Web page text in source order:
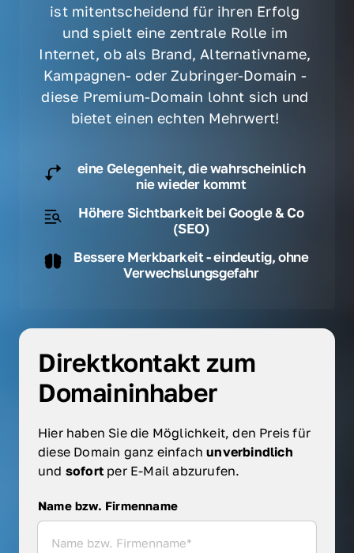
ist mitentscheidend für ihren Erfolg
und spielt eine zentrale Rolle im
Internet, ob als Brand, Alternativname,
Kampagnen- oder Zubringer-Domain -
diese Premium-Domain lohnt sich und
bietet einen echten Mehrwert!
eine Gelegenheit, die wahrscheinlich
nie wieder kommt
Höhere Sichtbarkeit bei Google & Co
(SEO)
Bessere Merkbarkeit - eindeutig, ohne
Verwechslungsgefahr
Direktkontakt zum
Domaininhaber
Hier haben Sie die Möglichkeit, den Preis für
diese Domain ganz einfach
und sofort per E-Mail abzurufen.
Name bzw. Firmenname
Name bzw. Firmenname